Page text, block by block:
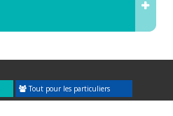
Tout pour les particuliers